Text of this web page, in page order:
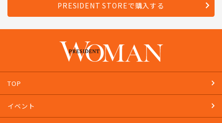
PRESIDENT STOREで購入する
TOP
イベント